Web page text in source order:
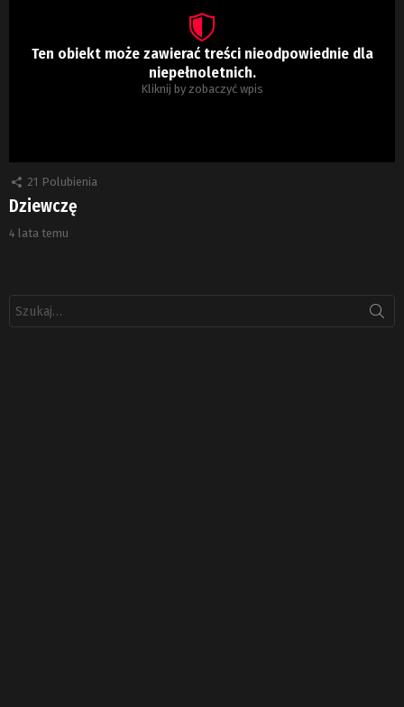
Ten obiekt może zawierać treści nieodpowiednie dla
niepełnoletnich.
Kliknij by zobaczyć wpis
21 Polubienia
Dziewczę
4 lata temu